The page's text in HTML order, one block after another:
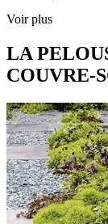
Voir plus
LA
COUVRE-